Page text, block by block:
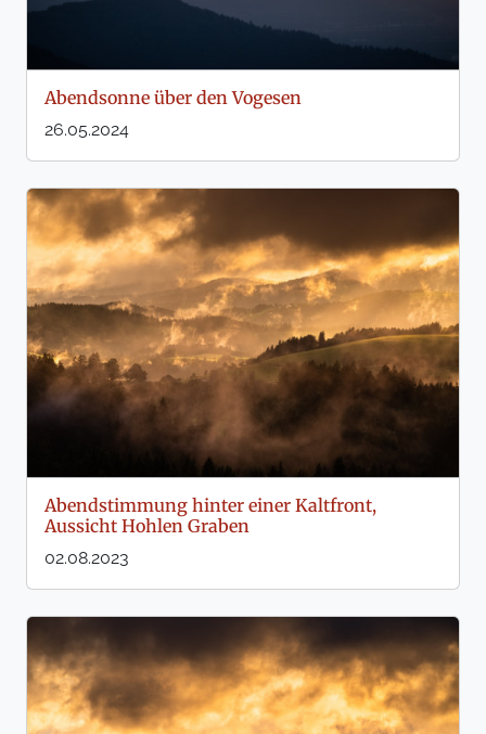
Abendsonne über den Vogesen
26.05.2024
Abendstimmung hinter einer Kaltfront,
Aussicht Hohlen Graben
02.08.2023